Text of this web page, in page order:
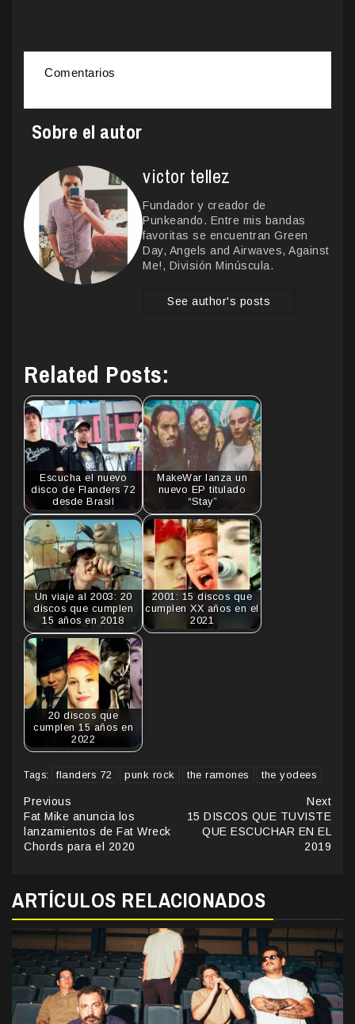
Comentarios
Sobre el autor
victor tellez
Fundador y creador de
Punkeando. Entre mis bandas
favoritas se encuentran Green
Day, Angels and Airwaves, Against
Me!, División Minúscula.
See author's posts
Related Posts:
Escucha el nuevo
disco de Flanders 72
desde Brasil
MakeWar lanza un
nuevo EP titulado
“Stay”
Un viaje al 2003: 20
discos que cumplen
15 años en 2018
2001: 15 discos que
cumplen XX años en el
2021
20 discos que
cumplen 15 años en
2022
Tags: flanders 72 punk rock the ramones the yodees
Continue
Reading
Previous
Fat Mike anuncia los
lanzamientos de Fat Wreck
Chords para el 2020
Next
15 DISCOS QUE TUVISTE
QUE ESCUCHAR EN EL
2019
ARTÍCULOS RELACIONADOS